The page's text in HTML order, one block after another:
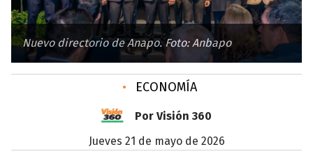
Nuevo directorio de Anapo. Foto: Anbapo
• ECONOMÍA
Por Visión 360
jueves 21 de mayo de 2026